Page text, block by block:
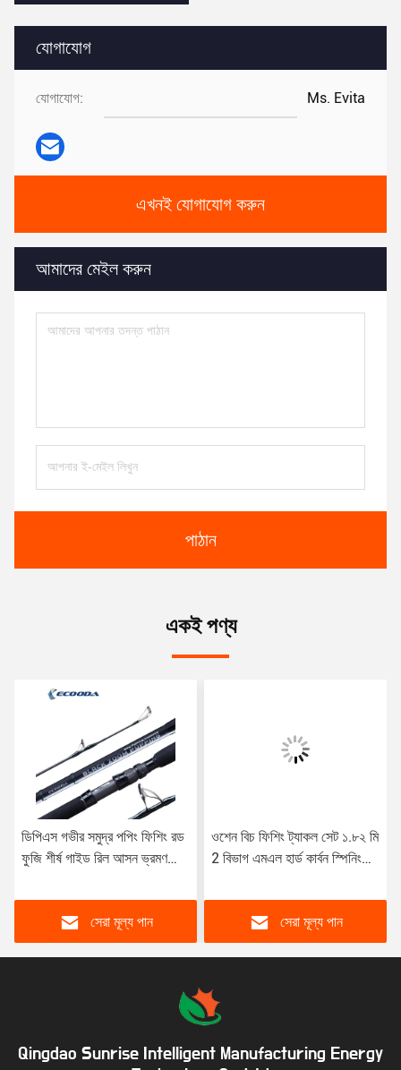
যোগাযোগ
যোগাযোগ: Ms. Evita
এখনই যোগাযোগ করুন
আমাদের মেইল ​​করুন
পাঠান
একই পণ্য
ডিপিএস গভীর সমুদ্র পপিং ফিশিং রড
ফুজি শীর্ষ গাইড রিল আসন ভ্রমণ
সেরা মূল্য পান
ওশেন বিচ ফিশিং ট্যাকল সেট ১.৮২ মি
2 বিভাগ এমএল হার্ড কার্বন স্পিনিং
সেরা মূল্য পান
Qingdao Sunrise Intelligent Manufacturing Energy